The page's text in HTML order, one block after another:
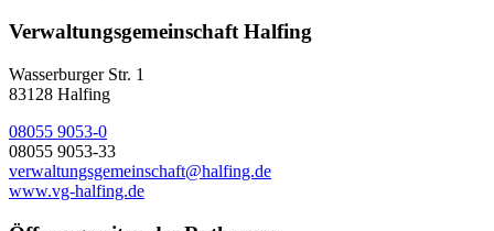
Verwaltungsgemeinschaft Halfing
Wasserburger Str. 1
83128 Halfing
08055 9053-0
08055 9053-33
verwaltungsgemeinschaft@halfing.de
www.vg-halfing.de